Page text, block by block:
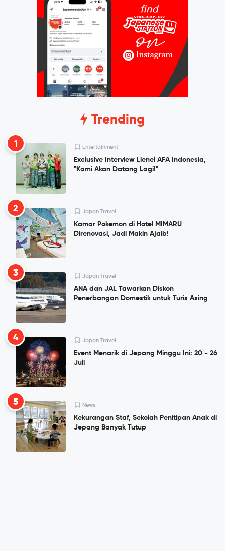
Trending
1 Entertainment
Exclusive Interview Lienel AFA Indonesia,
"Kami Akan Datang Lagi!"
2 Japan Travel
Kamar Pokemon di Hotel MIMARU
Direnovasi, Jadi Makin Ajaib!
3 Japan Travel
ANA dan JAL Tawarkan Diskon
Penerbangan Domestik untuk Turis Asing
4 Japan Travel
Event Menarik di Jepang Minggu Ini: 20 - 26
Juli
5 News
Kekurangan Staf, Sekolah Penitipan Anak di
Jepang Banyak Tutup